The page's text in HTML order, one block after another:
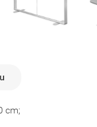
cm;